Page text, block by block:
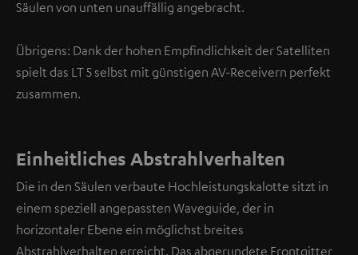
Säulen von unten unauffällig angebracht.
Übrigens: Dank der hohen Empfindlichkeit der Satelliten
spielt das LT 5 selbst mit günstigen AV-Receivern perfekt
zusammen.
Einheitliches Abstrahlverhalten
Die in den Säulen verbaute Hochleistungskalotte sitzt in
einem speziell angepassten Waveguide, der in
horizontaler Ebene ein möglichst breites
Abstrahlverhalten erreicht. Das abgerundete Frontgitter